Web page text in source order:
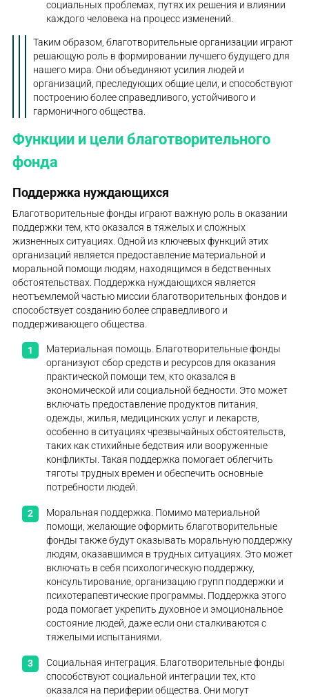
социальных проблемах, путях их решения и влиянии
каждого человека на процесс изменений.
Таким образом, благотворительные организации играют
решающую роль в формировании лучшего будущего для
нашего мира. Они объединяют усилия людей и
организаций, преследующих общие цели, и способствуют
построению более справедливого, устойчивого и
гармоничного общества.
Функции и цели благотворительного
фонда
Поддержка нуждающихся
Благотворительные фонды играют важную роль в оказании
поддержки тем, кто оказался в тяжелых и сложных
жизненных ситуациях. Одной из ключевых функций этих
организаций является предоставление материальной и
моральной помощи людям, находящимся в бедственных
обстоятельствах. Поддержка нуждающихся является
неотъемлемой частью миссии благотворительных фондов и
способствует созданию более справедливого и
поддерживающего общества.
Материальная помощь. Благотворительные фонды
организуют сбор средств и ресурсов для оказания
практической помощи тем, кто оказался в
экономической или социальной бедности. Это может
включать предоставление продуктов питания,
одежды, жилья, медицинских услуг и лекарств,
особенно в ситуациях чрезвычайных обстоятельств,
таких как стихийные бедствия или вооруженные
конфликты. Такая поддержка помогает облегчить
тяготы трудных времен и обеспечить основные
потребности людей.
Моральная поддержка. Помимо материальной
помощи, желающие оформить благотворительные
фонды также будут оказывать моральную поддержку
людям, оказавшимся в трудных ситуациях. Это может
включать в себя психологическую поддержку,
консультирование, организацию групп поддержки и
психотерапевтические программы. Поддержка этого
рода помогает укрепить духовное и эмоциональное
состояние людей, даже если они сталкиваются с
тяжелыми испытаниями.
Социальная интеграция. Благотворительные фонды
способствуют социальной интеграции тех, кто
оказался на периферии общества. Они могут